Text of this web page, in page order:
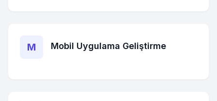
M Mobil Uygulama Geliştirme